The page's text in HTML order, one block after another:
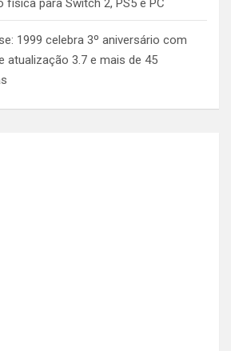
física para Switch 2, PS5 e PC
1999 celebra 3º aniversário com
atualização 3.7 e mais de 45